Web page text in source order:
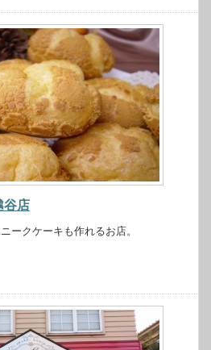
谷店
ークケーキも作れるお店。